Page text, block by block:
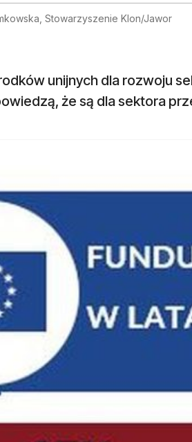
Stowarzyszenie Klon/Jawor
unijnych dla rozwoju
że są dla sektora